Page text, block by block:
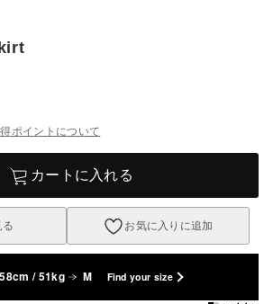
ポイントについて
カートに入れる
お気に入りに追加
/ 51kg M Find your size